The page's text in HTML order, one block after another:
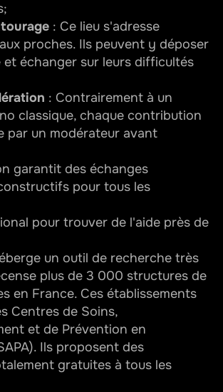
: Ce lieu s'adresse
proches. Ils peuvent y déposer
et échanger sur leurs difficultés
: Contrairement à un
classique, chaque contribution
par un modérateur avant
garantit des échanges
pour tous les
pour trouver de l'aide près de
un outil de recherche très
plus de 3 000 structures de
en France. Ces établissements
Centres de Soins,
et de Prévention en
. Ils proposent des
gratuites à tous les